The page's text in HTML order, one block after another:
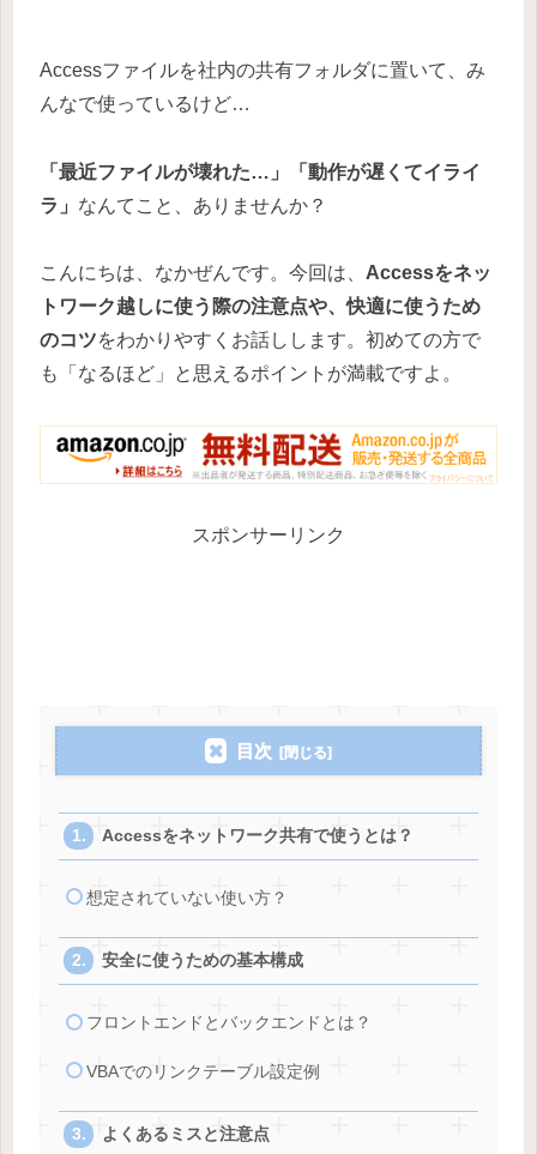
Accessファイルを社内の共有フォルダに置いて、み
んなで使っているけど…
「最近ファイルが壊れた…」「動作が遅くてイライ
ラ」 なんてこと、ありませんか？
こんにちは、なかぜんです。今回は、 Accessをネッ
トワーク越しに使う際の注意点や、快適に使うため
のコツをわかりやすくお話しします。初めての方で
も「なるほど」と思えるポイントが満載ですよ。
スポンサーリンク
目次
Accessをネットワーク共有で使うとは？
想定されていない使い方？
安全に使うための基本構成
フロントエンドとバックエンドとは？
VBAでのリンクテーブル設定例
よくあるミスと注意点